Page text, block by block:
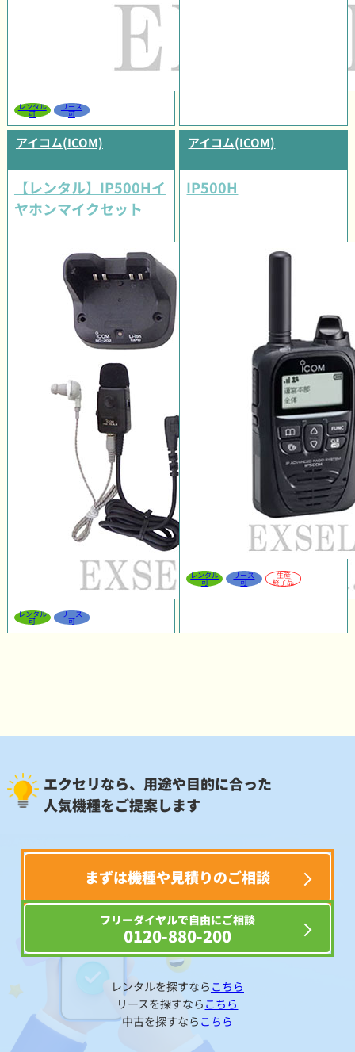
レンタル
可
リース
可
アイコム(ICOM)
【レンタル】IP500Hイ
ヤホンマイクセット
レンタル
可
リース
可
アイコム(ICOM)
IP500H
レンタル
可
リース
可
生産
終了品
エクセリなら、用途や目的に合った
人気機種をご提案します
まずは機種や見積りのご相談
フリーダイヤルで自由にご相談
0120-880-200
レンタルを探すなら こちら
リースを探すなら こちら
中古を探すなら こちら